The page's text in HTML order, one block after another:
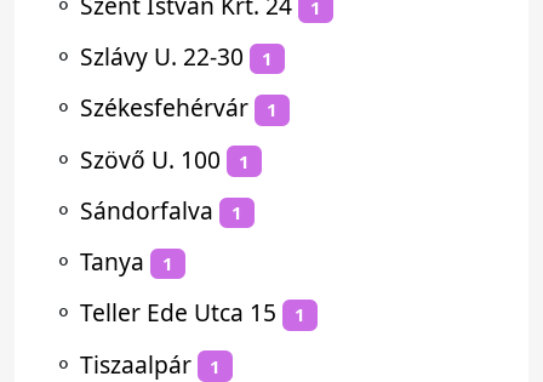
1
⚬ Szlávy U. 22-30 1
⚬ Székesfehérvár 1
⚬ Szövő U. 100 1
⚬ Sándorfalva 1
⚬ Tanya 1
⚬ Teller Ede Utca 15 1
⚬ Tiszaalpár 1